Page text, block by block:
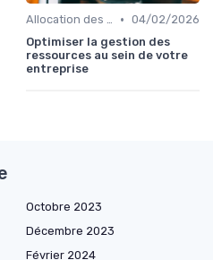
Allocation des ressources • 04/02/2026
Optimiser la gestion des
ressources au sein de votre
entreprise
Octobre 2023
Décembre 2023
Février 2024